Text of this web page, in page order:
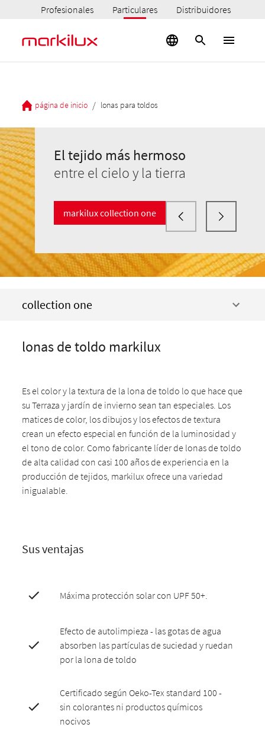
Profesionales Particulares Distribuidores
página de inicio / lonas para toldos
El tejido más hermoso
entre el cielo y la tierra
El tejido más hermoso
El tejido más hermoso
markilux collection one
collection one
lonas de toldo markilux
Es el color y la textura de la lona de toldo lo que hace que
su Terraza y jardín de invierno sean tan especiales. Los
matices de color, los dibujos y los efectos de textura
crean un efecto especial en función de la luminosidad y
el tono de color. Como fabricante líder de lonas de toldo
de alta calidad con casi 100 años de experiencia en la
producción de tejidos, markilux ofrece una variedad
inigualable.
Sus ventajas
Máxima protección solar con UPF 50+.
Efecto de autolimpieza - las gotas de agua
absorben las partículas de suciedad y ruedan
por la lona de toldo
Certificado según Oeko-Tex standard 100 -
sin colorantes ni productos químicos
nocivos